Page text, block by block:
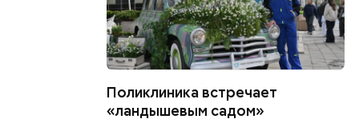
Поликлиника встречает
«ландышевым садом»